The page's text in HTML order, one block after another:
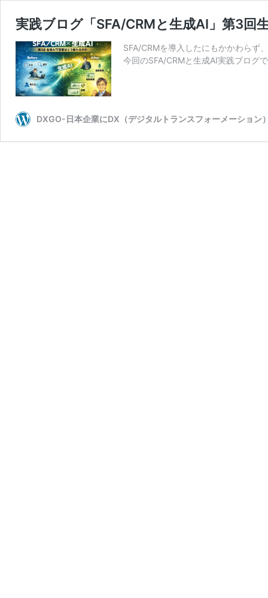
実践ブログ「SFA/CRMと生成AI」第3回
SFA/CRMを導入したにもかかわらず
今回のSFA/CRMと生成AI実践ブログ
DXGO-日本企業にDX（デジタルトランスフォーメーション